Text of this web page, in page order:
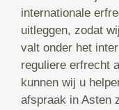
internationale
uitleggen, zodat
valt onder het
reguliere erfrecht
kunnen wij u
afspraak in Asten